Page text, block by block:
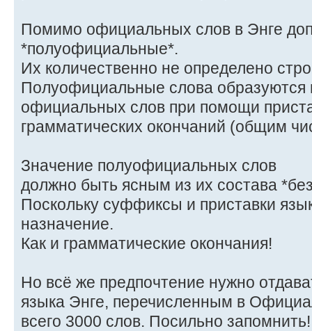
Помимо официальных слов в Энге
*полуофициальные*.
Их количественно не определено
Полуофициальные слова образуются
официальных слов при помощи
грамматических окончаний (общим
Значение полуофициальных слов
должно быть ясным из их состава
Поскольку суффиксы и приставки
назначение.
Как и грамматические окончания!
Но всё же предпочтение нужно
языка Энге, перечисленным в
всего 3000 слов. Посильно запомнить!